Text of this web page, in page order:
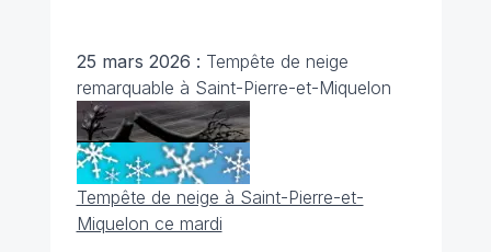
25 mars 2026 : Tempête de neige
remarquable à Saint-Pierre-et-Miquelon
Tempête de neige à Saint-Pierre-et-
Miquelon ce mardi